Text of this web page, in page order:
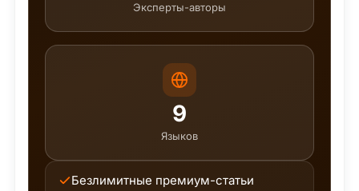
Эксперты-авторы
9
Языков
Безлимитные премиум-статьи